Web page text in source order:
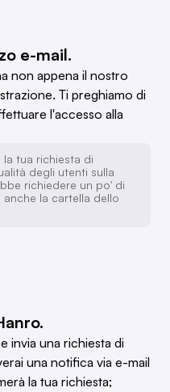
e-mail.
non appena il nostro
Ti preghiamo di
l'accesso alla
la tua richiesta di
degli utenti sulla
richiedere un po' di
la cartella dello
invia una richiesta di
una notifica via e-mail
la tua richiesta;